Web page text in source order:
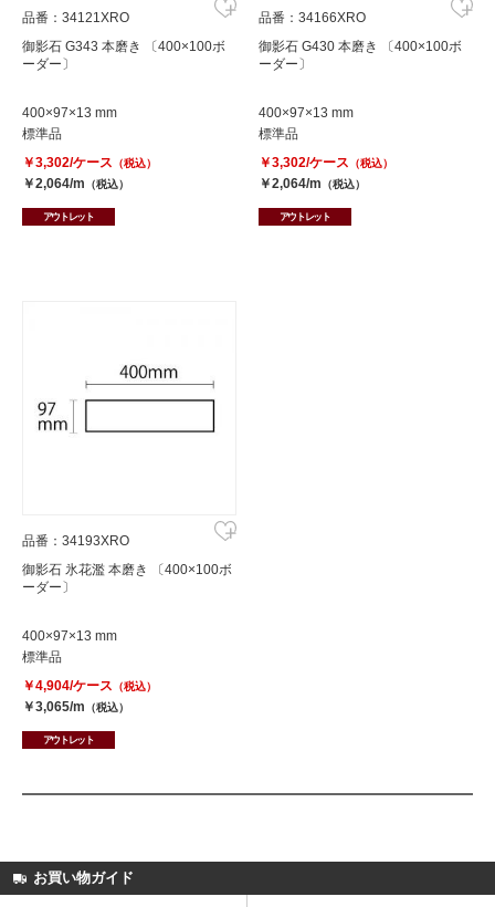
品番：34121XRO
御影石 G343 本磨き 〔400×100ボ
ーダー〕
400×97×13 mm
標準品
￥3,302/ケース （税込）
￥2,064/m （税込）
アウトレット
品番：34166XRO
御影石 G430 本磨き 〔400×100ボ
ーダー〕
400×97×13 mm
標準品
￥3,302/ケース （税込）
￥2,064/m （税込）
アウトレット
品番：34193XRO
御影石 氷花濫 本磨き 〔400×100ボ
ーダー〕
400×97×13 mm
標準品
￥4,904/ケース （税込）
￥3,065/m （税込）
アウトレット
お買い物ガイド